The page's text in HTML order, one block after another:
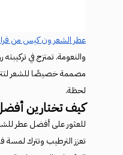
عطر الشعر ون كيس من
والنعومة. تمتزج في
مصممة خصيصًا للشعر لتترك
لحظة.
كيف تختارين
للعثور على أفضل عطر
تعزز الترطيب وتترك لمسة